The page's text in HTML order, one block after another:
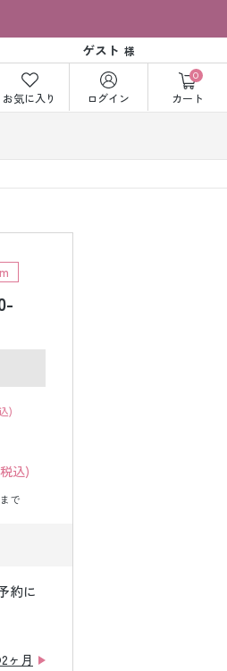
ゲスト 様
お気に入り ログイン
0
カート
レンタル
紋付袴レンタル
)
込)
で
約に
ヶ月